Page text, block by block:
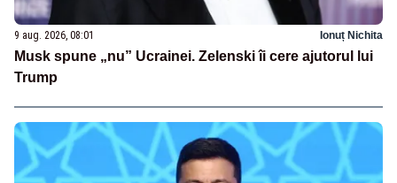
9 aug. 2026, 08:01 Ionuț Nichita
Musk spune „nu” Ucrainei. Zelenski îi cere ajutorul lui
Trump